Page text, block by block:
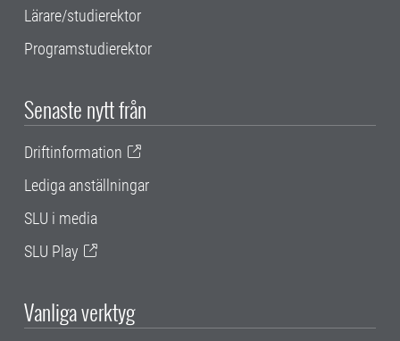
Lärare/studierektor
Programstudierektor
Senaste nytt från
Driftinformation
Lediga anställningar
SLU i media
SLU Play
Vanliga verktyg